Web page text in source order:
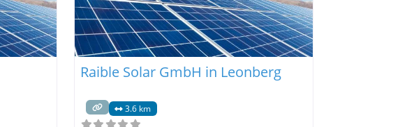
Raible Solar GmbH in Leonberg
3.6 km